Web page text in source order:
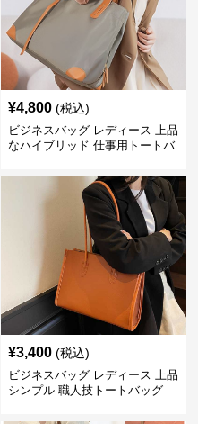
¥4,800 (税込)
ビジネスバッグ レディース 上品
なハイブリッド 仕事用トートバ
¥3,400 (税込)
ビジネスバッグ レディース 上品
シンプル 職人技トートバッグ